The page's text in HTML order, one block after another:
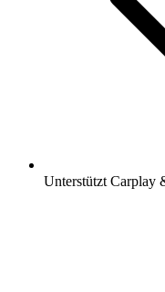
Unterstützt Carplay